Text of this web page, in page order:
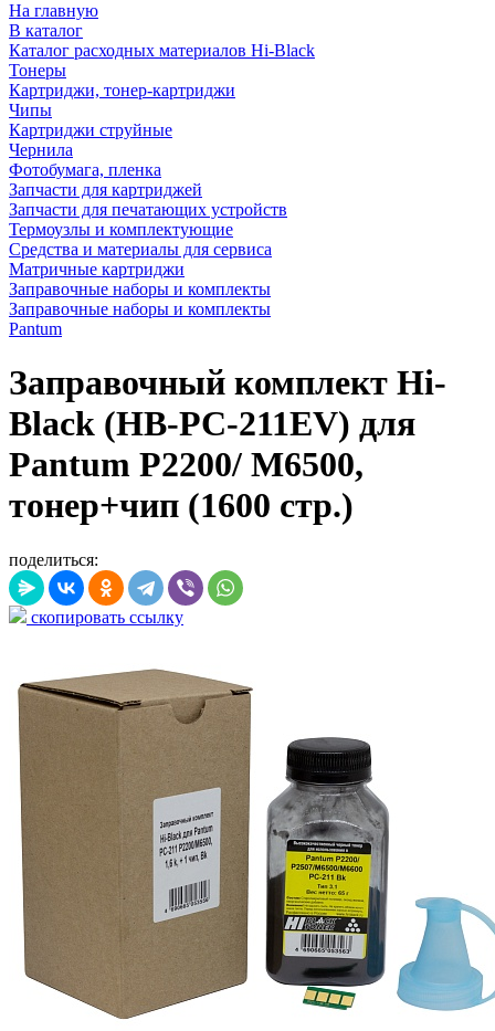
На главную
В каталог
Каталог расходных материалов Hi-Black
Тонеры
Картриджи, тонер-картриджи
Чипы
Картриджи струйные
Чернила
Фотобумага, пленка
Запчасти для картриджей
Запчасти для печатающих устройств
Термоузлы и комплектующие
Средства и материалы для сервиса
Матричные картриджи
Заправочные наборы и комплекты
Заправочные наборы и комплекты
Pantum
Заправочный комплект Hi-
Black (HB-PC-211EV) для
Pantum P2200/ M6500,
тонер+чип (1600 стр.)
поделиться:
скопировать ссылку